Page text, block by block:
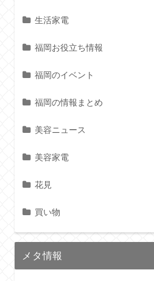
生活家電
福岡お役立ち情報
福岡のイベント
福岡の情報まとめ
美容ニュース
美容家電
花見
買い物
メタ情報